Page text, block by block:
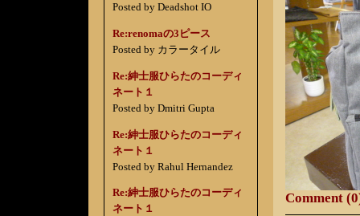
Posted by Deadshot IO
Re:renomaの3ピース
Posted by カラータイル
Re:紳士服ひらたのコーディ
ネート１
Posted by Dmitri Gupta
Re:紳士服ひらたのコーディ
ネート１
Posted by Rahul Hernandez
Re:紳士服ひらたのコーディ
ネート１
Comment